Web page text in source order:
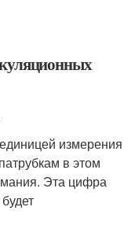
измерения
в этом
Эта цифра